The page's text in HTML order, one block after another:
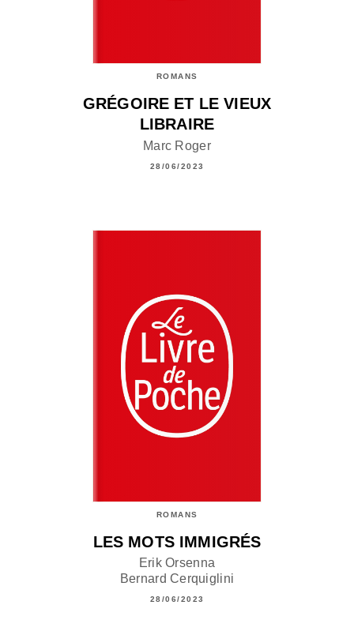
ROMANS
GRÉGOIRE ET LE VIEUX
LIBRAIRE
Marc Roger
28/06/2023
ROMANS
LES MOTS IMMIGRÉS
Erik Orsenna
Bernard Cerquiglini
28/06/2023